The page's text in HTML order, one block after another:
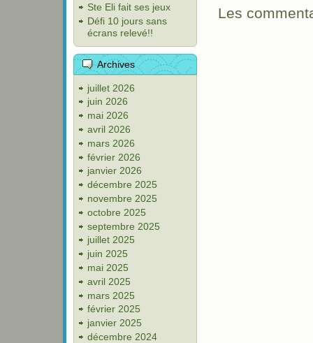
Ste Eli fait ses jeux
Défi 10 jours sans
écrans relevé!!
Archives
juillet 2026
juin 2026
mai 2026
avril 2026
mars 2026
février 2026
janvier 2026
décembre 2025
novembre 2025
octobre 2025
septembre 2025
juillet 2025
juin 2025
mai 2025
avril 2025
mars 2025
février 2025
janvier 2025
décembre 2024
Les